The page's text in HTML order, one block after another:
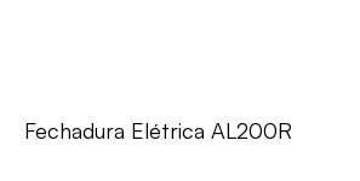
Fechadura Elétrica AL200R